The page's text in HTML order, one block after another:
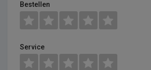
Bestellen
Service